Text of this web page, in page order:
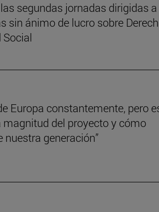
segundas jornadas dirigidas
sin ánimo de lucro sobre
Social
Europa constantemente, pero
magnitud del proyecto y cómo
generación”